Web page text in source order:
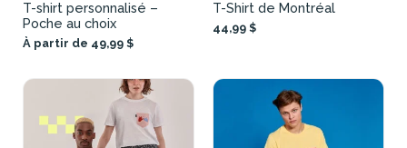
T-shirt personnalisé –
Poche au choix
À partir de 49,99 $
T-Shirt de Montréal
44,99 $